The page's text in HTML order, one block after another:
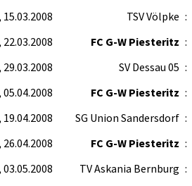
15.03.2008 TSV Völpke :
22.03.2008 FC G-W Piesteritz :
29.03.2008 SV Dessau 05 :
05.04.2008 FC G-W Piesteritz :
19.04.2008 SG Union Sandersdorf :
26.04.2008 FC G-W Piesteritz :
03.05.2008 TV Askania Bernburg :